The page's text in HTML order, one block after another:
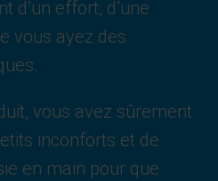
d’un effort, d’une
vous ayez des
vous avez sûrement
inconforts et de
en main pour que